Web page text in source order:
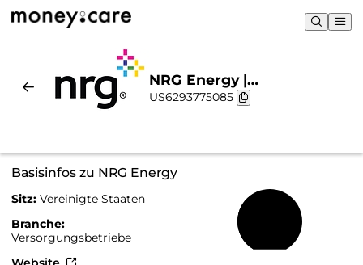
NRG Energy |
Nachhaltigkeit & Chart
US6293775085
Basisinfos zu NRG Energy
Sitz: Vereinigte Staaten
Branche:
Versorgungsbetriebe